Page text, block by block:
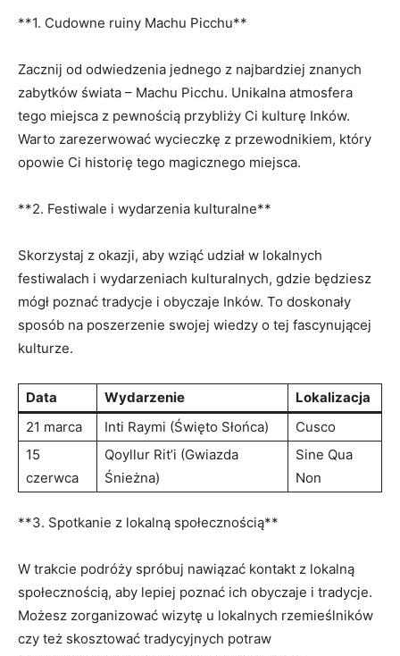
**1. Cudowne ruiny Machu ⁢Picchu**
Zacznij od odwiedzenia‍ jednego z najbardziej znanych
zabytków ‌świata‍ – Machu Picchu. Unikalna atmosfera
tego miejsca z pewnością przybliży Ci kulturę Inków.
Warto​ zarezerwować wycieczkę z przewodnikiem, który
opowie Ci historię tego magicznego miejsca.
**2. Festiwale i wydarzenia kulturalne**
Skorzystaj z okazji, aby wziąć udział w lokalnych
festiwalach i wydarzeniach kulturalnych, gdzie będziesz
mógł poznać tradycje i obyczaje Inków. To doskonały
sposób na poszerzenie swojej wiedzy ‌o tej fascynującej
kulturze.
Data Wydarzenie
Lokalizacja
21 marca
Inti Raymi (Święto Słońca)
Cusco
15
czerwca
Qoyllur Rit’i (Gwiazda
Śnieżna)
Sine‍ Qua
Non
**3. Spotkanie z lokalną społecznością**
W trakcie podróży spróbuj nawiązać kontakt z lokalną
społecznością, aby lepiej poznać‌ ich obyczaje i tradycje.
Możesz zorganizować wizytę u lokalnych rzemieślników
czy też skosztować tradycyjnych potraw